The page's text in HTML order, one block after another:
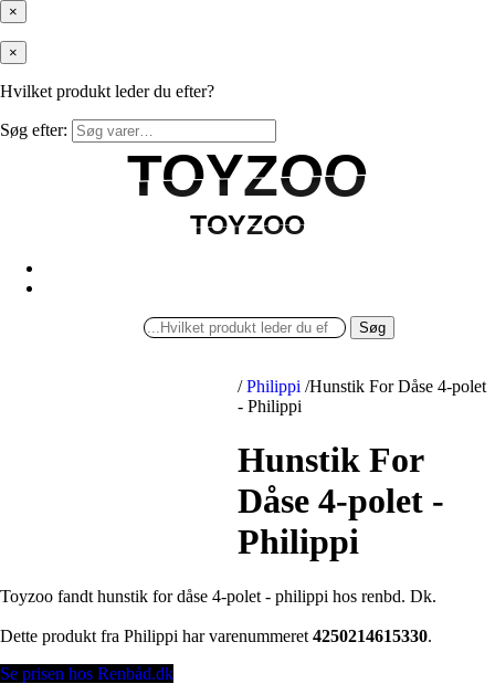
×
×
Hvilket produkt leder du efter?
Søg efter:
TOYZOO
TOYZOO
TOYZOO
TOYZOO
Søg
/ Philippi /Hunstik For Dåse 4-polet
- Philippi
Hunstik For
Dåse 4-polet -
Philippi
Toyzoo fandt hunstik for dåse 4-polet - philippi hos renbd. Dk.
Dette produkt fra Philippi har varenummeret 4250214615330.
Se prisen hos Renbåd.dk